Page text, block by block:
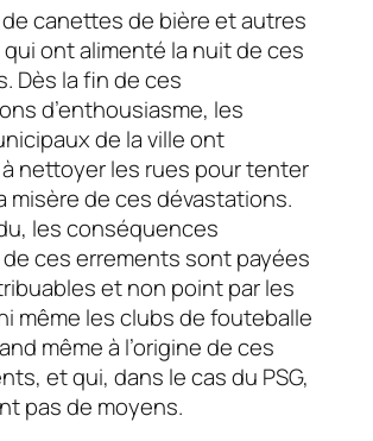
canettes de bière et autres
ont alimenté la nuit de ces
Dès la fin de ces
d’enthousiasme, les
de la ville ont
nettoyer les rues pour tenter
misère de ces dévastations.
les conséquences
ces errements sont payées
et non point par les
même les clubs de fouteballe
même à l’origine de ces
et qui, dans le cas du PSG,
pas de moyens.